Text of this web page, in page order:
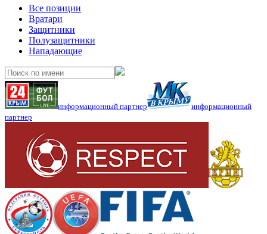
Все позиции
Вратари
Защитники
Полузащитники
Нападающие
информационный партнер
информационный
партнер